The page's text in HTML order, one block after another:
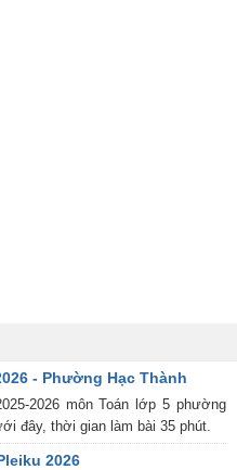
- Phường Hạc Thành
2026 môn Toán lớp 5 phường
đây, thời gian làm bài 35 phút.
2026